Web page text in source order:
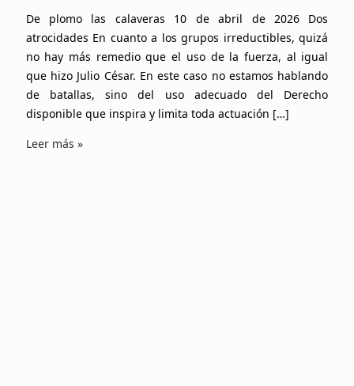
De plomo las calaveras 10 de abril de 2026 Dos
atrocidades En cuanto a los grupos irreductibles, quizá
no hay más remedio que el uso de la fuerza, al igual
que hizo Julio César. En este caso no estamos hablando
de batallas, sino del uso adecuado del Derecho
disponible que inspira y limita toda actuación […]
Leer más »